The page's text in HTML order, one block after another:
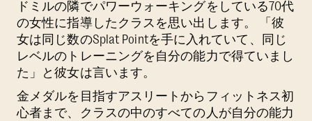
ドミルの隣でパワーウォーキングをしている70代
の女性に指導したクラスを思い出します。 「彼
女は同じ数のSplat Pointを手に入れていて、同じ
レベルのトレーニングを自分の能力で得ていまし
た」と彼女は言います。
金メダルを目指すアスリートからフィットネス初
心者まで、クラスの中のすべての人が自分の能力